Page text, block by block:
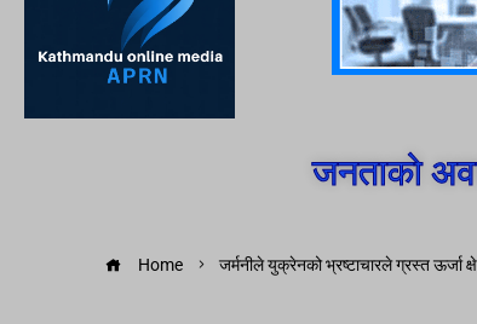
जनताको
Home जर्मनीले युक्रेनको भ्रष्टाचारले ग्रस्त ऊर्जा